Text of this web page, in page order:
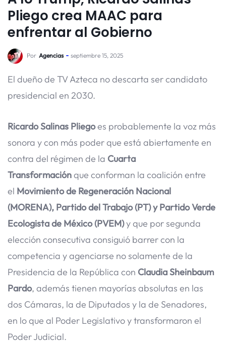
Pliego crea MAAC para
enfrentar al Gobierno
Por Agencias septiembre 15, 2025
El dueño de TV Azteca no descarta ser candidato
presidencial en 2030.
Ricardo Salinas Pliegoes probablemente la voz más
sonora y con más poder que está abiertamente en
contra del régimen de la Cuarta
Transformaciónque conforman la coalición entre
el Movimiento de Regeneración Nacional
(MORENA), Partido del Trabajo (PT) y Partido Verde
Ecologista de México (PVEM)y que por segunda
elección consecutiva consiguió barrer con la
competencia y agenciarse no solamente de la
Presidencia de la República con Claudia Sheinbaum
Pardo, además tienen mayorías absolutas en las
dos Cámaras, la de Diputados y la de Senadores,
en lo que al Poder Legislativo y transformaron el
Poder Judicial.